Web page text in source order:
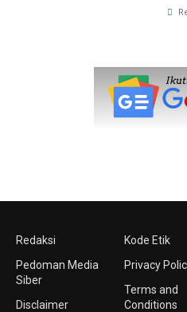
Redaksi
Pedoman Media
Siber
Disclaimer
Kode Etik
Privacy
Terms and
Conditions